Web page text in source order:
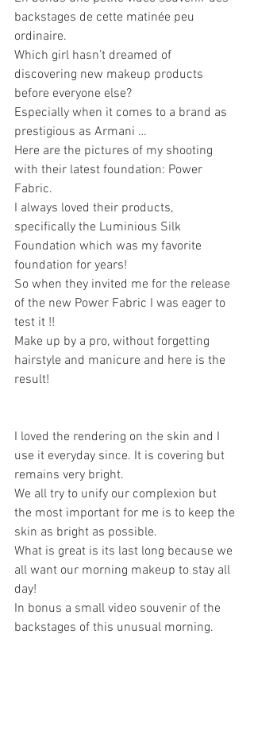
backstages de cette matinée peu
ordinaire.
Which girl hasn’t dreamed of
discovering new makeup products
before everyone else?
Especially when it comes to a brand as
prestigious as Armani …
Here are the pictures of my shooting
with their latest foundation: Power
Fabric.
I always loved their products,
specifically the Luminious Silk
Foundation which was my favorite
foundation for years!
So when they invited me for the release
of the new Power Fabric I was eager to
test it !!
Make up by a pro, without forgetting
hairstyle and manicure and here is the
result!
I loved the rendering on the skin and I
use it everyday since. It is covering but
remains very bright.
We all try to unify our complexion but
the most important for me is to keep the
skin as bright as possible.
What is great is its last long because we
all want our morning makeup to stay all
day!
In bonus a small video souvenir of the
backstages of this unusual morning.